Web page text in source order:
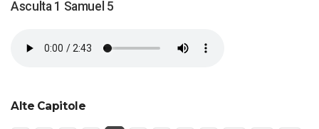
Asculta 1 Samuel 5
Alte Capitole